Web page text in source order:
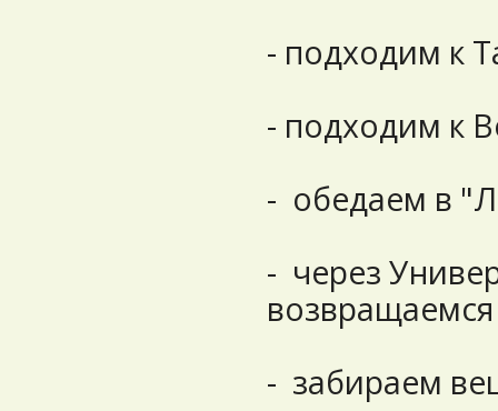
- подходим к
- подходим к
- обедаем в
- через
- забираем